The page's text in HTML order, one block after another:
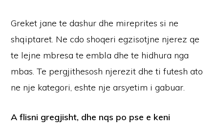
Greket jane te dashur dhe mireprites si ne
shqiptaret. Ne cdo shoqeri egzisotjne njerez qe
te lejne mbresa te embla dhe te hidhura nga
mbas. Te pergjithesosh njerezit dhe ti futesh ato
ne nje kategori, eshte nje arsyetim i gabuar.
A flisni gregjisht, dhe nqs po pse e keni